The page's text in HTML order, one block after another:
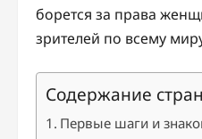
борется за права
зрителей по всему
Содержание
Первые шаги и